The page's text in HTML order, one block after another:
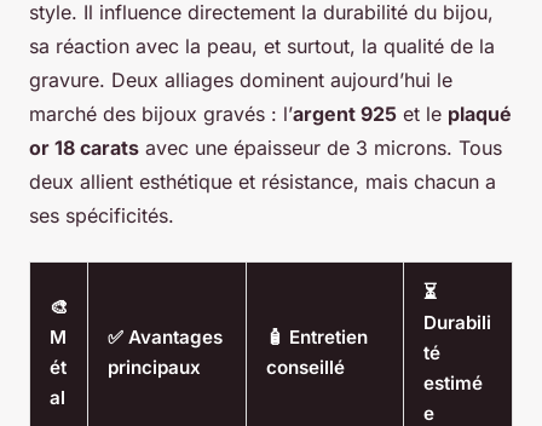
style. Il influence directement la durabilité du bijou,
sa réaction avec la peau, et surtout, la qualité de la
gravure. Deux alliages dominent aujourd’hui le
marché des bijoux gravés : l’argent 925 et le plaqué
or 18 carats avec une épaisseur de 3 microns. Tous
deux allient esthétique et résistance, mais chacun a
ses spécificités.
🎨
M
ét
al
✅ Avantages
principaux
🧴 Entretien
conseillé
⏳
Durabili
té
estimé
e